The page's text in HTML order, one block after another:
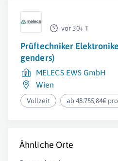
vor 30+ T
Prüftechniker
genders)
MELECS EWS GmbH
Wien
Vollzeit ab 48.755,84€
Ähnliche Orte